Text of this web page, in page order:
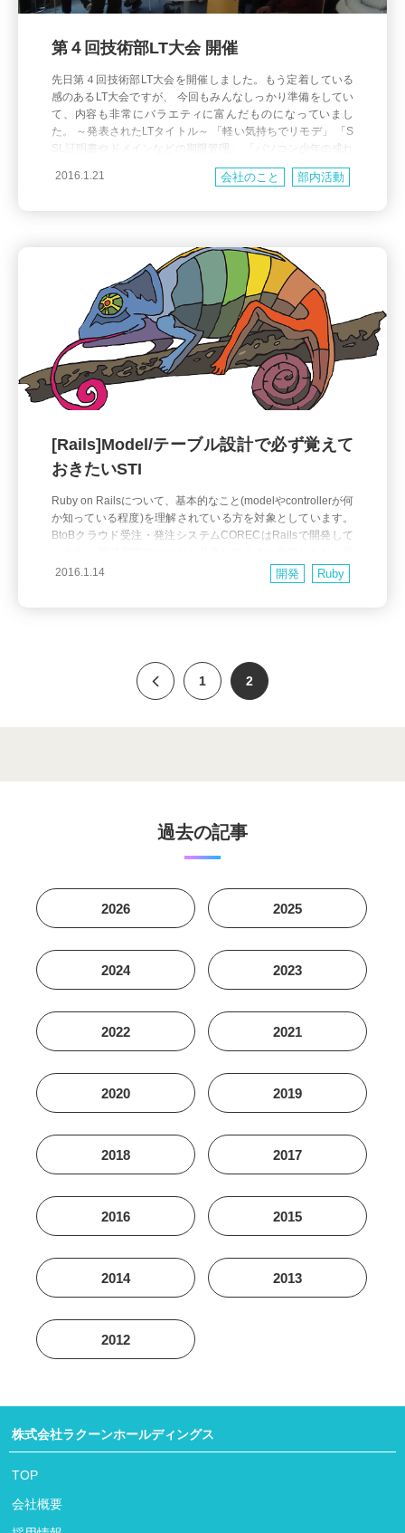
第４回技術部LT大会 開催
先日第４回技術部LT大会を開催しました。もう定着している
感のあるLT大会ですが、 今回もみんなしっかり準備をしてい
て、内容も非常にバラエティに富んだものになっていまし
た。 ～発表されたLTタイトル～ 「軽い気持ちでリモデ」 「S
SL証明書やドメインなどの期限管理」 「パソコン少年の成れ
の果ての懐古（または、劣化移植への限りなき愛情）」 「キ
ャッシュフロー計算書を作ってみた」 「URIHOの社内ツ
2016.1.21 会社のこと 部内活動
[Rails]Model/テーブル設計で必ず覚えて
おきたいSTI
Ruby on Railsについて、基本的なこと(modelやcontrollerが何
か知っている程度)を理解されている方を対象としています。
BtoBクラウド受注・発注システムCORECはRailsで開発して
うことがあります。 中でも特に開発効率に影響しているなと
2016.1.14 開発 Ruby
1 2
過去の記事
2026 2025
2024 2023
2022 2021
2020 2019
2018 2017
2016 2015
2014 2013
2012
株式会社ラクーンホールディングス
TOP
会社概要